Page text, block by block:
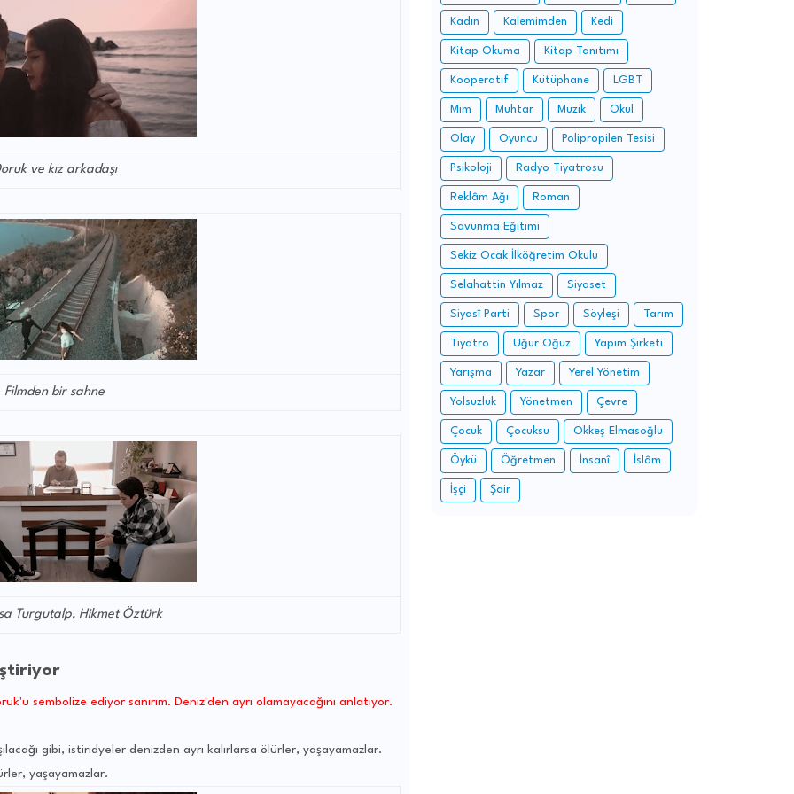
ve kız arkadaşı
Filmden bir sahne
Turgutalp, Hikmet Öztürk
sembolize ediyor sanırım. Deniz'den ayrı olamayacağını anlatıyor.
gibi, istiridyeler denizden ayrı kalırlarsa ölürler, yaşayamazlar.
yaşayamazlar.
Kadın Kalemimden Kedi
Kitap Okuma Kitap Tanıtımı
Kooperatif Kütüphane LGBT
Mim Muhtar Müzik Okul
Olay Oyuncu Polipropilen Tesisi
Psikoloji Radyo Tiyatrosu
Reklâm Ağı Roman
Savunma Eğitimi
Sekiz Ocak İlköğretim Okulu
Selahattin Yılmaz Siyaset
Siyasî Parti Spor Söyleşi Tarım
Tiyatro Uğur Oğuz Yapım Şirketi
Yarışma Yazar Yerel Yönetim
Yolsuzluk Yönetmen Çevre
Çocuk Çocuksu Ökkeş Elmasoğlu
Öykü Öğretmen İnsanî İslâm
İşçi Şair